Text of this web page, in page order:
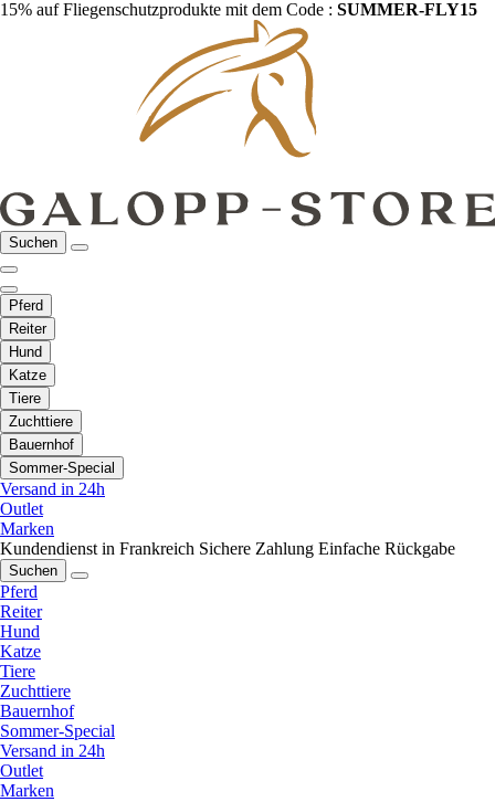
15% auf Fliegenschutzprodukte mit dem Code : SUMMER-FLY15
Suchen
Pferd
Reiter
Hund
Katze
Tiere
Zuchttiere
Bauernhof
Sommer-Special
Versand in 24h
Outlet
Marken
Kundendienst in Frankreich Sichere Zahlung Einfache Rückgabe
Suchen
Pferd
Reiter
Hund
Katze
Tiere
Zuchttiere
Bauernhof
Sommer-Special
Versand in 24h
Outlet
Marken